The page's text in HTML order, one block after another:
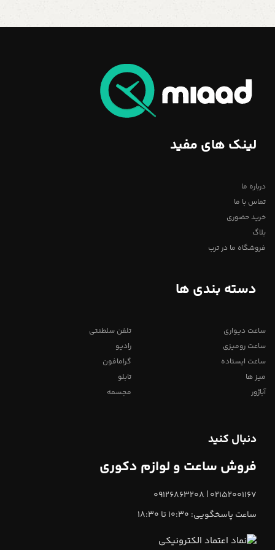
لینک های مفید
درباره ما
تماس با ما
خرید حضوری
بلاگ
فروشگاه ما در ترب
دسته بندی ها
ساعت دیواری
ساعت رومیزی
ساعت ایستاده
میز ها
آباژور
تلفن سلطنتی
رادیو
گرامافون
تابلو
مجسمه
دنبال کنید
فروش ساعت و لوازم دکوری
02152001167 | 09126863208
ساعت پاسخگویی: 10:30 تا 18:30